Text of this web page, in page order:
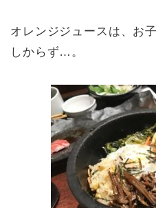
オレンジジュースは、お
しからず…。